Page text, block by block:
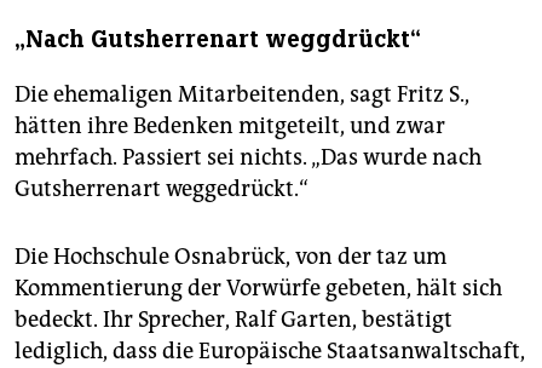
„Nach Gutsherrenart weggdrückt“
Die ehemaligen Mitarbeitenden, sagt Fritz S.,
hätten ihre Bedenken mitgeteilt, und zwar
mehrfach. Passiert sei nichts. „Das wurde nach
Gutsherrenart weggedrückt.“
Die Hochschule Osnabrück, von der taz um
Kommentierung der Vorwürfe gebeten, hält sich
bedeckt. Ihr Sprecher, Ralf Garten, bestätigt
lediglich, dass die Europäische Staatsanwaltschaft,